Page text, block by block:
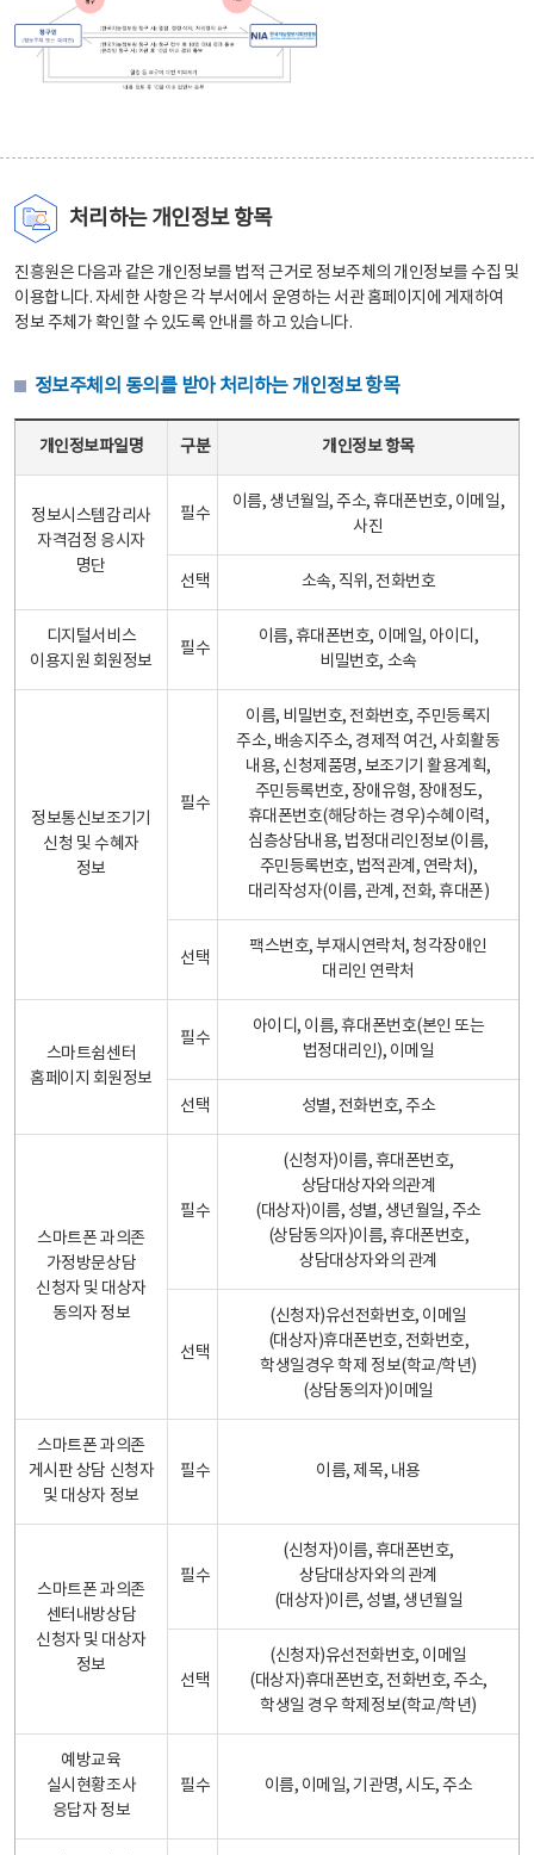
처리하는 개인정보 항목
진흥원은 다음과 같은 개인정보를 법적 근거로 정보주체의 개인정보를 수집 및
이용합니다. 자세한 사항은 각 부서에서 운영하는 서관 홈페이지에 게재하여
정보 주체가 확인할 수 있도록 안내를 하고 있습니다.
정보주체의 동의를 받아 처리하는 개인정보 항목
개인정보파일명 구분 개인정보 항목
정보시스템감리사
자격검정 응시자
명단
필수
이름, 생년월일, 주소, 휴대폰번호, 이메일,
사진
선택 소속, 직위, 전화번호
디지털서비스
이용지원 회원정보
필수
이름, 휴대폰번호, 이메일, 아이디,
비밀번호, 소속
정보통신보조기기
신청 및 수혜자
정보
필수
이름, 비밀번호, 전화번호, 주민등록지
주소, 배송지주소, 경제적 여건, 사회활동
내용, 신청제품명, 보조기기 활용계획,
주민등록번호, 장애유형, 장애정도,
휴대폰번호(해당하는 경우)수혜이력,
심층상담내용, 법정대리인정보(이름,
주민등록번호, 법적관계, 연락처),
대리작성자(이름, 관계, 전화, 휴대폰)
선택
팩스번호, 부재시연락처, 청각장애인
대리인 연락처
스마트쉼센터
홈페이지 회원정보
필수
아이디, 이름, 휴대폰번호(본인 또는
법정대리인), 이메일
선택 성별, 전화번호, 주소
스마트폰 과의존
가정방문상담
신청자 및 대상자
동의자 정보
필수
(신청자)이름, 휴대폰번호,
상담대상자와의관계
(대상자)이름, 성별, 생년월일, 주소
(상담동의자)이름, 휴대폰번호,
상담대상자와의 관계
선택
(신청자)유선전화번호, 이메일
(대상자)휴대폰번호, 전화번호,
학생일경우 학제 정보(학교/학년)
(상담동의자)이메일
스마트폰 과의존
게시판 상담 신청자
및 대상자 정보
필수 이름, 제목, 내용
스마트폰 과의존
센터내방상담
신청자 및 대상자
정보
필수
(신청자)이름, 휴대폰번호,
상담대상자와의 관계
(대상자)이른, 성별, 생년월일
선택
(신청자)유선전화번호, 이메일
(대상자)휴대폰번호, 전화번호, 주소,
학생일 경우 학제정보(학교/학년)
예방교육
실시현황조사
응답자 정보
필수 이름, 이메일, 기관명, 시도, 주소